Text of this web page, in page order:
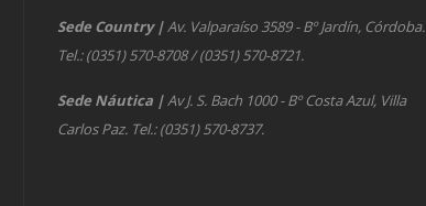
Sede Country |Av. Valparaíso 3589 - Bº Jardín, Córdoba.
Tel.: (0351) 570-8708 / (0351) 570-8721.
Sede Náutica |Av J. S. Bach 1000 - Bº Costa Azul, Villa
Carlos Paz. Tel.: (0351) 570-8737.